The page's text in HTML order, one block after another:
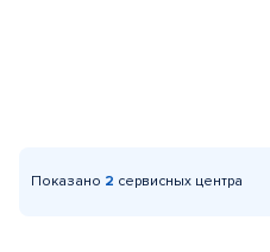
Показано 2 сервисных центра